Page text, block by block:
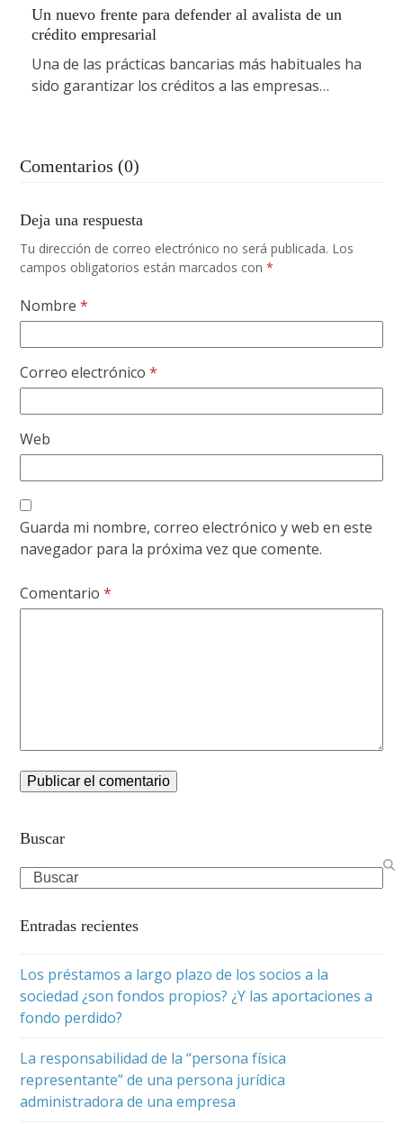
Un nuevo frente para defender al avalista de un
crédito empresarial
Una de las prácticas bancarias más habituales ha
sido garantizar los créditos a las empresas…
Comentarios (0)
Deja una respuesta
Tu dirección de correo electrónico no será publicada. Los
campos obligatorios están marcados con*
Nombre*
Correo electrónico*
Web
Guarda mi nombre, correo electrónico y web en este
navegador para la próxima vez que comente.
Comentario*
Buscar
Search
Entradas recientes
Los préstamos a largo plazo de los socios a la
sociedad ¿son fondos propios? ¿Y las aportaciones a
fondo perdido?
La responsabilidad de la “persona física
representante” de una persona jurídica
administradora de una empresa